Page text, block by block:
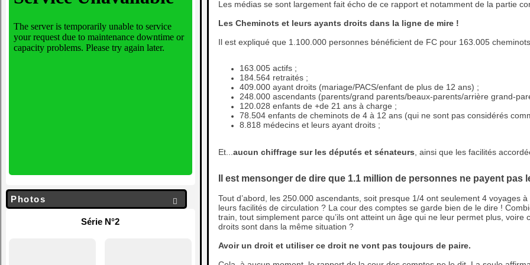

Photos
Série N°2
Les médias se sont largement fait écho de ce rapport et notamment de la partie
Les Cheminots et leurs ayants droits dans la ligne de mire !
Il est expliqué que 1.100.000 personnes bénéficient de FC pour 163.005
163.005 actifs ;
184.564 retraités ;
409.000 ayant droits (mariage/PACS/enfant de plus de 12 ans) ;
248.000 ascendants (parents/grand parents/beaux-parents/arrière grand-
120.028 enfants de +de 21 ans à charge ;
78.504 enfants de cheminots de 4 à 12 ans (qui ne sont pas considérés
8.818 médecins et leurs ayant droits ;
Et... aucun chiffrage sur les députés et sénateurs , ainsi que les facilités
Il est mensonger de dire que 1.1 million de personnes ne payent pas
Tout d’abord, les 250.000 ascendants, soit presque 1/4 ont seulement 4 voyages
leurs facilités de circulation ? La cour des comptes se garde bien de le dire !
train, tout simplement parce qu’ils ont atteint un âge qui ne leur permet plus, voire
droits sont dans la même situation ?
Avoir un droit et utiliser ce droit ne vont pas toujours de paire.